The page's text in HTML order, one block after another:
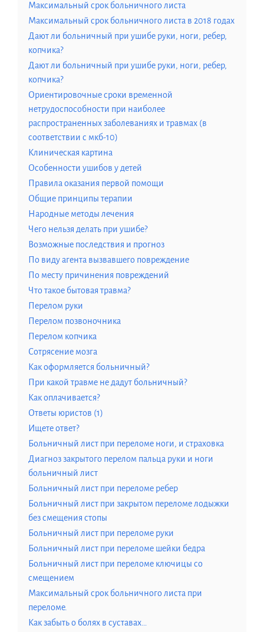
Максимальный срок больничного листа
Максимальный срок больничного листа в 2018 годах
Дают ли больничный при ушибе руки, ноги, ребер,
копчика?
Дают ли больничный при ушибе руки, ноги, ребер,
копчика?
Ориентировочные сроки временной
нетрудоспособности при наиболее
распространенных заболеваниях и травмах (в
соответствии с мкб-10)
Клиническая картина
Особенности ушибов у детей
Правила оказания первой помощи
Общие принципы терапии
Народные методы лечения
Чего нельзя делать при ушибе?
Возможные последствия и прогноз
По виду агента вызвавшего повреждение
По месту причинения повреждений
Что такое бытовая травма?
Перелом руки
Перелом позвоночника
Перелом копчика
Сотрясение мозга
Как оформляется больничный?
При какой травме не дадут больничный?
Как оплачивается?
Ответы юристов (1)
Ищете ответ?
Больничный лист при переломе ноги, и страховка
Диагноз закрытого перелом пальца руки и ноги
больничный лист
Больничный лист при переломе ребер
Больничный лист при закрытом переломе лодыжки
без смещения стопы
Больничный лист при переломе руки
Больничный лист при переломе шейки бедра
Больничный лист при переломе ключицы со
смещением
Максимальный срок больничного листа при
переломе.
Как забыть о болях в суставах…